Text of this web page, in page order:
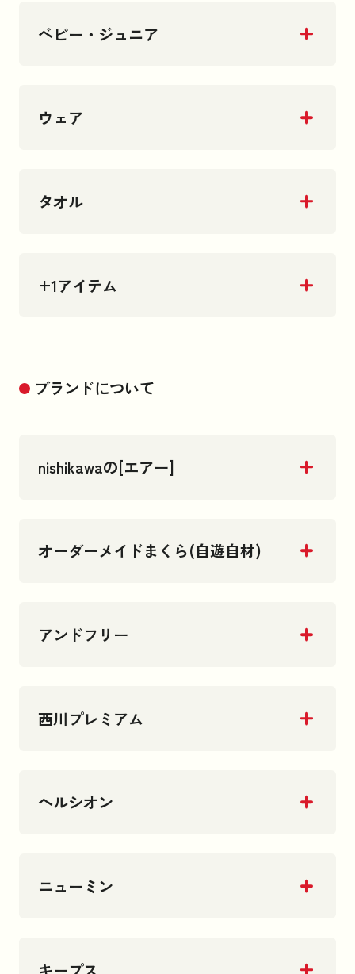
ベビー・ジュニア
ウェア
タオル
+1アイテム
ブランドについて
nishikawaの[エアー]
オーダーメイドまくら(自遊自材)
アンドフリー
西川プレミアム
ヘルシオン
ニューミン